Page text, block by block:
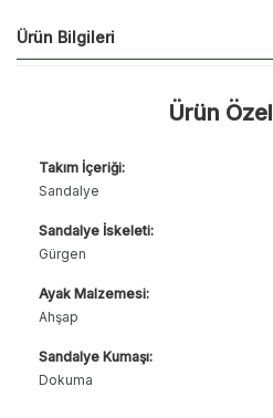
Ürün Bilgileri
Ürün
Takım İçeriği:
Sandalye
Sandalye İskeleti:
Gürgen
Ayak Malzemesi:
Ahşap
Sandalye Kumaşı:
Dokuma